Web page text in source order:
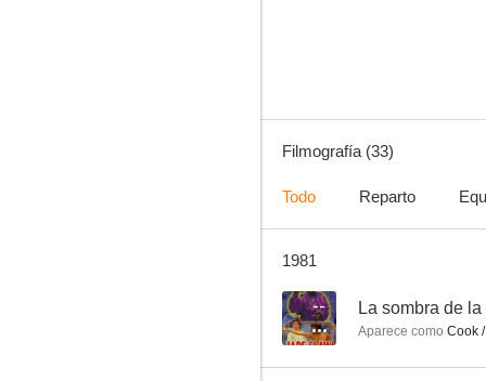
Filmografía (33)
Todo Reparto
1981
-- La sombra de
Aparece como Cook